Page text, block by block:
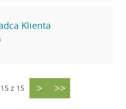
Klienta
15 z 15 > >>